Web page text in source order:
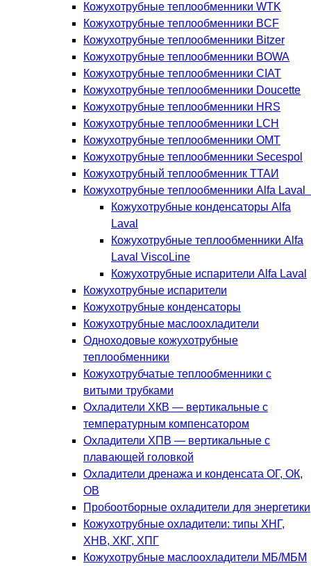
Кожухотрубные теплообменники WTK
Кожухотрубные теплообменники BCF
Кожухотрубные теплообменники Bitzer
Кожухотрубные теплообменники BOWA
Кожухотрубные теплообменники CIAT
Кожухотрубные теплообменники Doucette
Кожухотрубные теплообменники HRS
Кожухотрубные теплообменники LCH
Кожухотрубные теплообменники OMT
Кожухотрубные теплообменники Secespol
Кожухотрубный теплообменник ТТАИ
Кожухотрубные теплообменники Alfa Laval
Кожухотрубные конденсаторы Alfa
Laval
Кожухотрубные теплообменники Alfa
Laval ViscoLine
Кожухотрубные испарители Alfa Laval
Кожухотрубные испарители
Кожухотрубные конденсаторы
Кожухотрубные маслоохладители
Одноходовые кожухотрубные
теплообменники
Кожухотрубчатые теплообменники с
витыми трубками
Охладители ХКВ — вертикальные с
температурным компенсатором
Охладители ХПВ — вертикальные с
плавающей головкой
Охладители дренажа и конденсата ОГ, ОК,
ОВ
Пробоотборные охладители для энергетики
Кожухотрубные охладители: типы ХНГ,
ХНВ, ХКГ, ХПГ
Кожухотрубные маслоохладители МБ/МБМ